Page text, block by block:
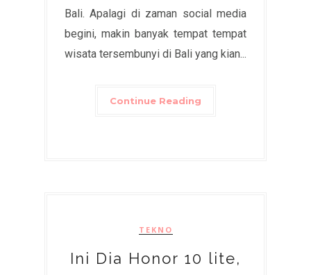
Bali. Apalagi di zaman social media
begini, makin banyak tempat tempat
wisata tersembunyi di Bali yang kian...
Continue Reading
TEKNO
Ini Dia Honor 10 lite,